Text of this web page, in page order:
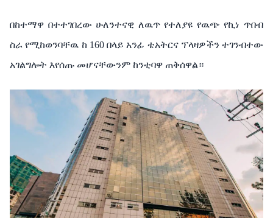
በከተማዋ በተተገበረው ሁለንተናዊ ለዉጥ የተለያዩ የዉጭ የኪነ ጥበብ
ስራ የሚከወንባቸዉ ከ 160 በላይ አንፊ ቴአትርና ፕላዛዎችን ተገንብተው
አገልግሎት እየሰጡ መሆናቸውንም ከንቲባዋ ጠቅሰዋል።